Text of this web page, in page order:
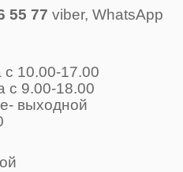
55 77 viber, WhatsApp
с 10.00-17.00
с 9.00-18.00
выходной